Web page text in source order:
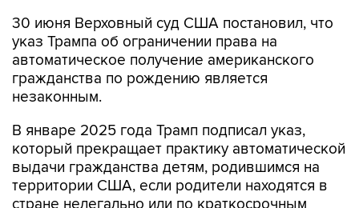
автоматическое получение американского
гражданства по рождению является
незаконным.
В январе 2025 года Трамп подписал указ,
выдачи гражданства детям, родившимся на
территории США, если родители находятся в
стране нелегально или по краткосрочным
визам.